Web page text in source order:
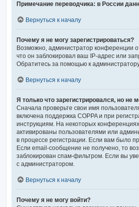
Примечание переводчика: в России
Вернуться к началу
Почему я не могу зарегистрироваться?
Возможно, администратор конференции
что он заблокировал ваш IP-адрес или
Обратитесь за помощью к
Вернуться к началу
Я только что зарегистрировался, но не
Сначала проверьте свои имя
включена поддержка COPPA и при
инструкциям. На некоторых
активированы пользователями или
в процессе регистрации. Если вам было
Если email-сообщение не получено, то
заблокирован спам-фильтром. Если вы
с администратором.
Вернуться к началу
Почему я не могу войти?